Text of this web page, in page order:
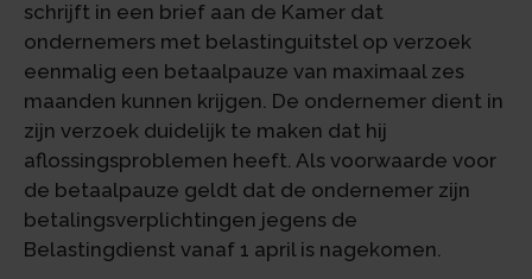
schrijft in een brief aan de Kamer dat
ondernemers met belastinguitstel op verzoek
eenmalig een betaalpauze van maximaal zes
maanden kunnen krijgen. De ondernemer dient in
zijn verzoek duidelijk te maken dat hij
aflossingsproblemen heeft. Als voorwaarde voor
de betaalpauze geldt dat de ondernemer zijn
betalingsverplichtingen jegens de
Belastingdienst vanaf 1 april is nagekomen.